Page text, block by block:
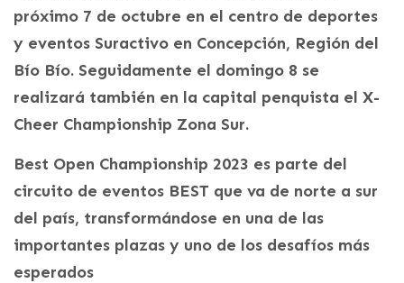
próximo 7 de octubre en el centro de deportes
y eventos Suractivo en Concepción, Región del
Bío Bío. Seguidamente el domingo 8 se
realizará también en la capital penquista el X-
Cheer Championship Zona Sur.
Best Open Championship 2023 es parte del
circuito de eventos BEST que va de norte a sur
del país, transformándose en una de las
importantes plazas y uno de los desafíos más
esperados